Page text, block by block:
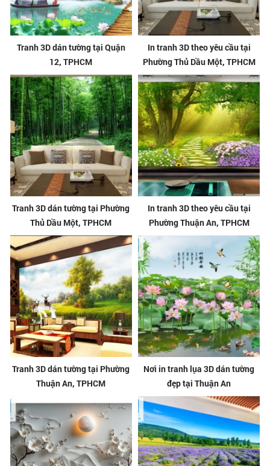
Tranh 3D dán tường tại Quận
12, TPHCM
In tranh 3D theo yêu cầu tại
Phường Thủ Dầu Một, TPHCM
Tranh 3D dán tường tại Phường
Thủ Dầu Một, TPHCM
In tranh 3D theo yêu cầu tại
Phường Thuận An, TPHCM
Tranh 3D dán tường tại Phường
Thuận An, TPHCM
Nơi in tranh lụa 3D dán tường
đẹp tại Thuận An